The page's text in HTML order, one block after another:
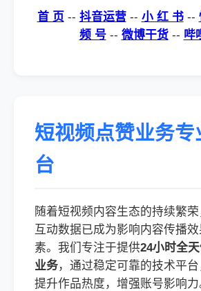
首 页 -- 抖音运营 -- 小 红 书 --
频 号 -- 微博干货 -- 哔
短视频点赞业务专
台
随着短视频内容生态的持续繁
互动数据已成为影响内容传播效
素。我们专注于提供24小时全
业务，通过稳定可靠的技术平
提升作品热度，增强账号影响力